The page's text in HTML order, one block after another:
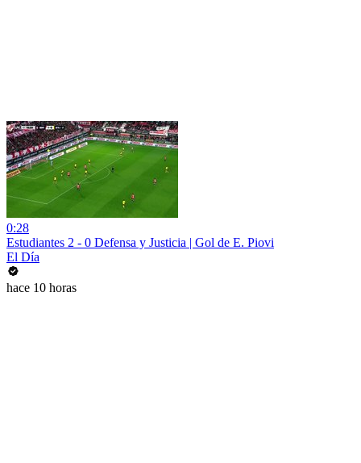
0:28
Estudiantes 2 - 0 Defensa y Justicia | Gol de E. Piovi
El Día
hace 10 horas